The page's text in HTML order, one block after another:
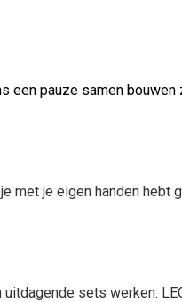
een pauze samen
je eigen handen
sets werken: